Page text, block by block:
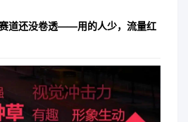
道还没卷透——用的人少，流量红